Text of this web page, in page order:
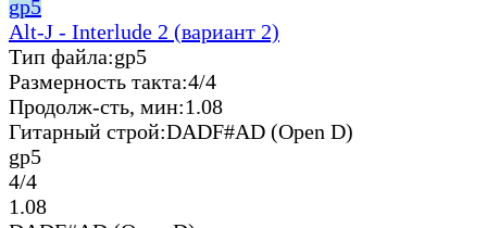
gp5
Alt-J - Interlude 2 (вариант 2)
Тип файла:gp5
Размерность такта:4/4
Продолж-сть, мин:1.08
Гитарный строй:DADF#AD (Open D)
gp5
4/4
1.08